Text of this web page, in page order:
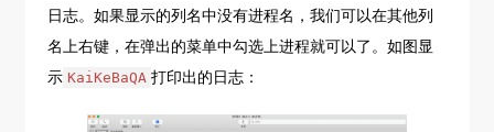
日志。如果显示的列名中没有进程名，我们可以在其他列
名上右键，在弹出的菜单中勾选上进程就可以了。如图显
示 KaiKeBaQA 打印出的日志：